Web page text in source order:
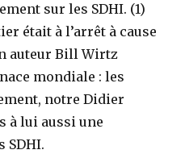
sur les SDHI. (1)
était à l’arrêt à cause
auteur Bill Wirtz
mondiale : les
notre Didier
à lui aussi une
SDHI.